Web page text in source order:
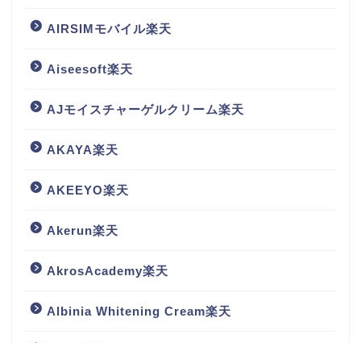
AIRSIMモバイル楽天
Aiseesoft楽天
AJモイスチャーゲルクリーム楽天
AKAYA楽天
AKEEYO楽天
Akerun楽天
AkrosAcademy楽天
Albinia Whitening Cream楽天